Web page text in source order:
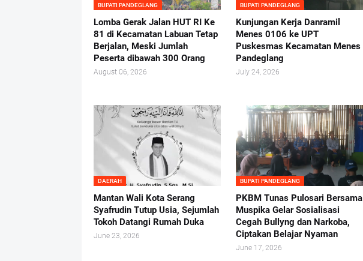
BUPATI PANDEGLANG
Lomba Gerak Jalan HUT RI Ke
81 di Kecamatan Labuan Tetap
Berjalan, Meski Jumlah
Peserta dibawah 300 Orang
August 06, 2026
BUPATI PANDEGLANG
Kunjungan Kerja Danramil
Menes 0106 ke UPT
Puskesmas Kecamatan Menes
Pandeglang
July 24, 2026
DAERAH
Mantan Wali Kota Serang
Syafrudin Tutup Usia, Sejumlah
Tokoh Datangi Rumah Duka
June 23, 2026
BUPATI PANDEGLANG
PKBM Tunas Pulosari Bersama
Muspika Gelar Sosialisasi
Cegah Bullyng dan Narkoba,
Ciptakan Belajar Nyaman
June 17, 2026